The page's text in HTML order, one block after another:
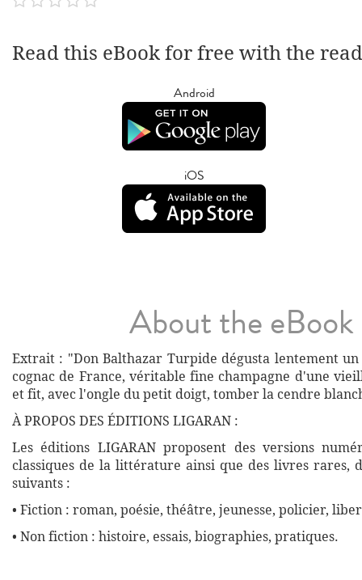
Read this eBook for free with the
Android
iOS
About the eBook
Extrait : "Don Balthazar Turpide dégusta lentement
cognac de France, véritable fine champagne d'une
et fit, avec l'ongle du petit doigt, tomber la cendre
À PROPOS DES ÉDITIONS LIGARAN :
Les éditions LIGARAN proposent des versions
classiques de la littérature ainsi que des livres rares,
suivants :
• Fiction : roman, poésie, théâtre, jeunesse, policier,
• Non fiction : histoire, essais, biographies, pratiques.